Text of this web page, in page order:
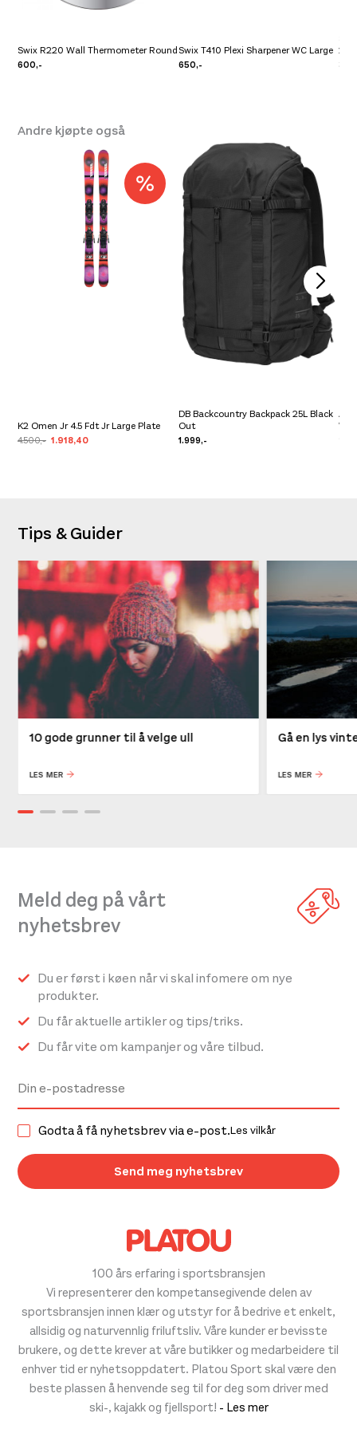
Swix R220 Wall Thermometer Round
600,-
Swix T410 Plexi Sharpener WC Large
650,-
Andre kjøpte også
K2 Omen Jr 4.5 Fdt Jr Large Plate
4.500,- 1.918,40
DB Backcountry Backpack 25L Black
Out
1.999,-
Tips & Guider
10 gode grunner til å velge ull
LES MER
Gå en lys
LES MER
100 års erfaring i sportsbransjen
Vi representerer den kompetansegivende delen av
sportsbransjen innen klær og utstyr for å bedrive et enkelt,
allsidig og naturvennlig friluftsliv. Våre kunder er bevisste
brukere, og dette krever at våre butikker og medarbeidere til
enhver tid er nyhetsoppdatert. Platou Sport skal være den
beste plassen å henvende seg til for deg som driver med
ski-, kajakk og fjellsport! - Les mer
Meld deg på vårt
nyhetsbrev
Du er først i køen når vi skal infomere om nye
produkter.
Du får aktuelle artikler og tips/triks.
Du får vite om kampanjer og våre tilbud.
Godta å få nyhetsbrev via e-post.Les vilkår